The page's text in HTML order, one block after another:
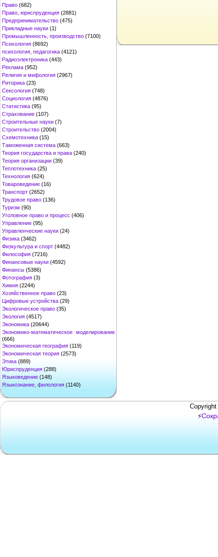
Право (682)
Право, юриспруденция (2881)
Предпринимательство (475)
Прикладные науки (1)
Промышленность, производство (7100)
Психология (8692)
психология, педагогика (4121)
Радиоэлектроника (443)
Реклама (952)
Религия и мифология (2967)
Риторика (23)
Сексология (748)
Социология (4876)
Статистика (95)
Страхование (107)
Строительные науки (7)
Строительство (2004)
Схемотехника (15)
Таможенная система (663)
Теория государства и права (240)
Теория организации (39)
Теплотехника (25)
Технология (624)
Товароведение (16)
Транспорт (2652)
Трудовое право (136)
Туризм (90)
Уголовное право и процесс (406)
Управление (95)
Управленческие науки (24)
Физика (3462)
Физкультура и спорт (4482)
Философия (7216)
Финансовые науки (4592)
Финансы (5386)
Фотография (3)
Химия (2244)
Хозяйственное право (23)
Цифровые устройства (29)
Экологическое право (35)
Экология (4517)
Экономика (20644)
Экономико-математическое моделирование
(666)
Экономическая география (119)
Экономическая теория (2573)
Этика (889)
Юриспруденция (288)
Языковедение (148)
Языкознание, филология (1140)
⚡